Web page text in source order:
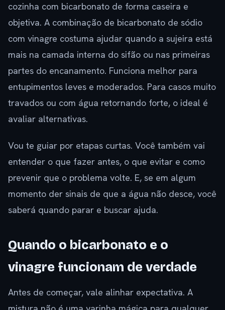
cozinha com bicarbonato de forma caseira e
objetiva. A combinação de bicarbonato de sódio
com vinagre costuma ajudar quando a sujeira está
mais na camada interna do sifão ou nas primeiras
partes do encanamento. Funciona melhor para
entupimentos leves e moderados. Para casos muito
travados ou com água retornando forte, o ideal é
avaliar alternativas.
Vou te guiar por etapas curtas. Você também vai
entender o que fazer antes, o que evitar e como
prevenir que o problema volte. E, se em algum
momento der sinais de que a água não desce, você
saberá quando parar e buscar ajuda.
Quando o bicarbonato e o
vinagre funcionam de verdade
Antes de começar, vale alinhar expectativa. A